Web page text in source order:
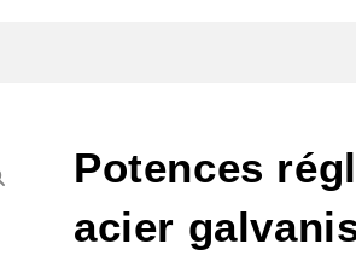
Potences
acier